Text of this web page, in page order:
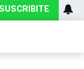
SUSCRIBITE